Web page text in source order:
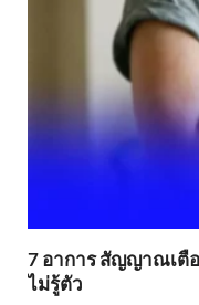
7 อาการ สัญญาณเตื
ไม่รู้ตัว